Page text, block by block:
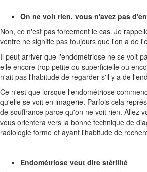
On ne voit rien, vous n'avez pas
Non, ce n'est pas forcement le cas. Je
ventre ne signifie pas toujours que l'on a de
Il peut arriver que l'endométriose ne se voit
elle encore trop petite ou superficielle ou
n'ait pas l'habitude de regarder s'il y a de
Ce n'est que lorsque l'endométriose
qu'elle se voit en imagerie. Parfois cela
de souffrance parce qu'on ne voit rien. Allez
vous orientera vers la bonne technique de
radiologie forme et ayant l'habitude de
Endométriose veut dire stérilité